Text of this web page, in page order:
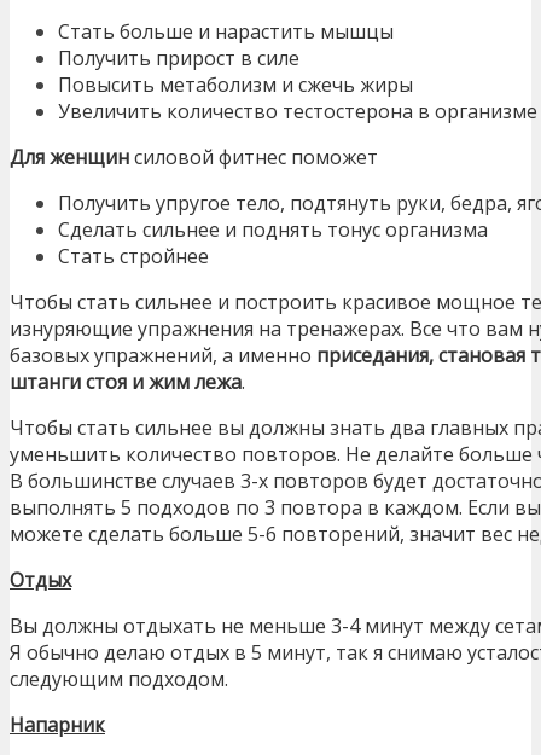
Стать больше и нарастить мышцы
Получить прирост в силе
Повысить метаболизм и сжечь жиры
Увеличить количество тестостерона в организме
Для женщинсиловой фитнес поможет
Получить упругое тело, подтянуть руки, бедра,
Сделать сильнее и поднять тонус организма
Стать стройнее
Чтобы стать сильнее и построить красивое мощное
изнуряющие упражнения на тренажерах. Все что вам
базовых упражнений, а именно приседания, становая
штанги стоя и жим лежа.
Чтобы стать сильнее вы должны знать два главных
уменьшить количество повторов. Не делайте
В большинстве случаев 3-х повторов будет
выполнять 5 подходов по 3 повтора в каждом. Если вы
можете сделать больше 5-6 повторений, значит вес
Отдых
Вы должны отдыхать не меньше 3-4 минут между
Я обычно делаю отдых в 5 минут, так я снимаю
следующим подходом.
Напарник